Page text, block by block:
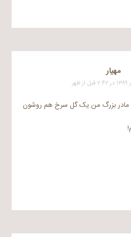
مهیار
مادر بزرگ من یک گل سرخ هم روشون